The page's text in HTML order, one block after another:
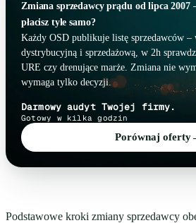
Zmiana sprzedawcy prądu od lipca 2007
płacisz tyle samo?
Każdy OSD publikuje listę sprzedawców
dystrybucyjną i sprzedażową, w 2h
URE czy drenujące marże. Zmiana nie
wymaga tylko decyzji.
Porównaj oferty
Darmowy audyt Twojej firmy.
Gotowy w kilka godzin
Podstawowe kroki zmiany sprzedawcy